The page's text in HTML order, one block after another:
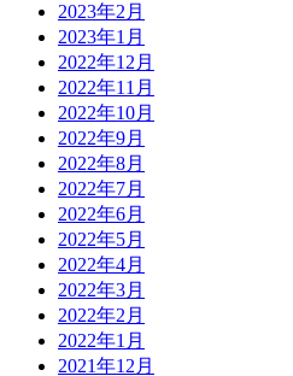
2023年2月
2023年1月
2022年12月
2022年11月
2022年10月
2022年9月
2022年8月
2022年7月
2022年6月
2022年5月
2022年4月
2022年3月
2022年2月
2022年1月
2021年12月